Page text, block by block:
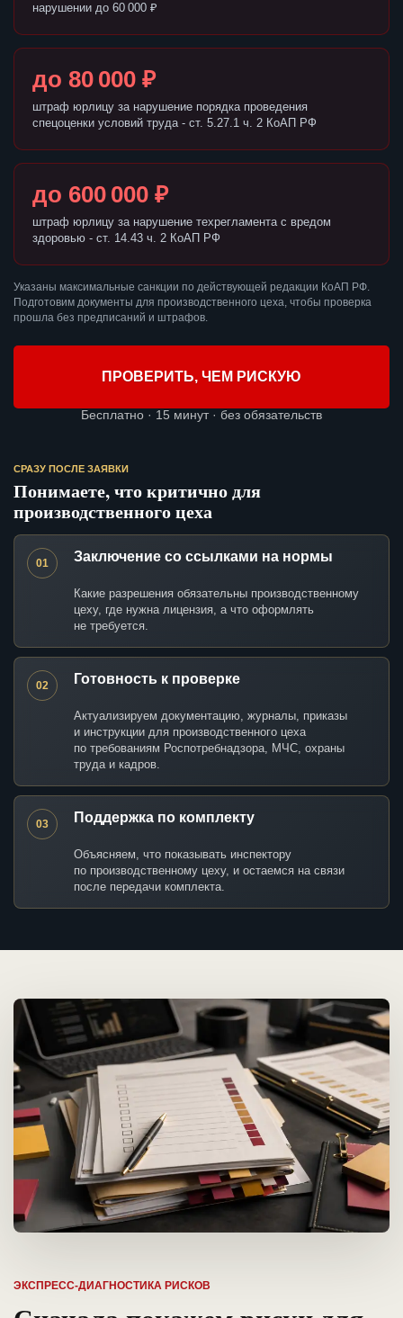
нарушении до 60 000 ₽
до 80 000 ₽
штраф юрлицу за нарушение порядка проведения
спецоценки условий труда - ст. 5.27.1 ч. 2 КоАП РФ
до 600 000 ₽
штраф юрлицу за нарушение техрегламента с вредом
здоровью - ст. 14.43 ч. 2 КоАП РФ
Указаны максимальные санкции по действующей редакции КоАП РФ.
Подготовим документы для производственного цеха, чтобы проверка
прошла без предписаний и штрафов.
ПРОВЕРИТЬ, ЧЕМ РИСКУЮ
Бесплатно · 15 минут · без обязательств
СРАЗУ ПОСЛЕ ЗАЯВКИ
Понимаете, что критично для
производственного цеха
01 Заключение со ссылками на нормы
Какие разрешения обязательны производственному
цеху, где нужна лицензия, а что оформлять
не требуется.
02 Готовность к проверке
Актуализируем документацию, журналы, приказы
и инструкции для производственного цеха
по требованиям Роспотребнадзора, МЧС, охраны
труда и кадров.
03 Поддержка по комплекту
Объясняем, что показывать инспектору
по производственному цеху, и остаемся на связи
после передачи комплекта.
ЭКСПРЕСС-ДИАГНОСТИКА РИСКОВ